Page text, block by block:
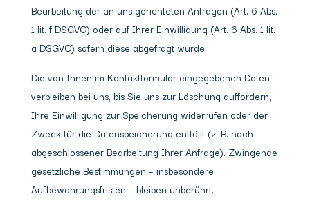
Bearbeitung der an uns gerichteten Anfragen (Art. 6 Abs.
1 lit. f DSGVO) oder auf Ihrer Einwilligung (Art. 6 Abs. 1 lit.
a DSGVO) sofern diese abgefragt wurde.
Die von Ihnen im Kontaktformular eingegebenen Daten
verbleiben bei uns, bis Sie uns zur Löschung auffordern,
Ihre Einwilligung zur Speicherung widerrufen oder der
Zweck für die Datenspeicherung entfällt (z. B. nach
abgeschlossener Bearbeitung Ihrer Anfrage). Zwingende
gesetzliche Bestimmungen – insbesondere
Aufbewahrungsfristen – bleiben unberührt.